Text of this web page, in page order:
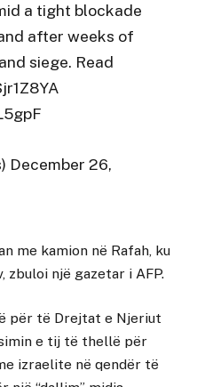
a tight blockade
after weeks of
siege. Read
December 26,
me kamion në Rafah, ku
zbuloi një gazetar i AFP.
për të Drejtat e Njeriut
e tij të thellë për
izraelite në qendër të